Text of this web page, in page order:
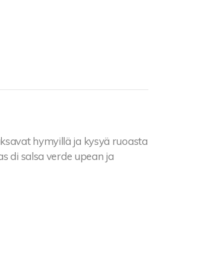
hymyillä ja kysyä ruoasta
di salsa verde upean ja